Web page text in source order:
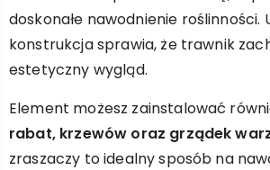
doskonałe nawodnienie roślinności.
konstrukcja sprawia, że trawnik
estetyczny wygląd.
Element możesz zainstalować
rabat, krzewów oraz grządek
zraszaczy to idealny sposób na